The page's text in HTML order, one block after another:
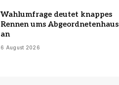
Wahlumfrage deutet knappes
Rennen ums Abgeordnetenhaus
an
6 August 2026